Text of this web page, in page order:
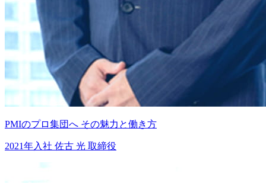
PMIのプロ集団へ その魅力と働き方
2021年入社 佐古 光 取締役